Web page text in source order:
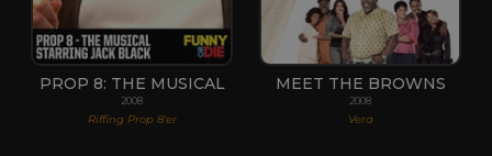
PROP 8: THE MUSICAL
2008
Riffing Prop 8'er
MEET THE BROWNS
2008
Vera